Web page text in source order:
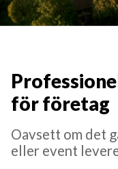
för företag
Oavsett om det
eller event